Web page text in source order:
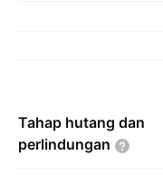
Tahap hutang dan
perlindungan